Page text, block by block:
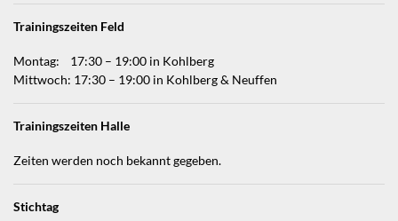
Trainingszeiten Feld
Montag: 17:30 – 19:00 in Kohlberg
Mittwoch: 17:30 – 19:00 in Kohlberg & Neuffen
Trainingszeiten Halle
Zeiten werden noch bekannt gegeben.
Stichtag